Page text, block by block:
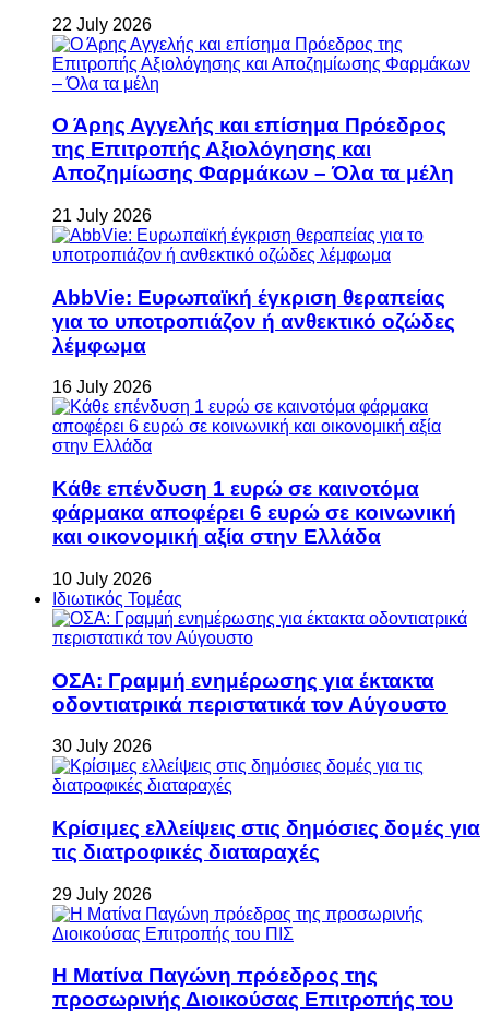
22 July 2026
Ο Άρης Αγγελής και επίσημα Πρόεδρος
της Επιτροπής Αξιολόγησης και
Αποζημίωσης Φαρμάκων – Όλα τα μέλη
21 July 2026
AbbVie: Ευρωπαϊκή έγκριση θεραπείας
για το υποτροπιάζον ή ανθεκτικό οζώδες
λέμφωμα
16 July 2026
Κάθε επένδυση 1 ευρώ σε καινοτόμα
φάρμακα αποφέρει 6 ευρώ σε κοινωνική
και οικονομική αξία στην Ελλάδα
10 July 2026
Ιδιωτικός Τομέας
ΟΣΑ: Γραμμή ενημέρωσης για έκτακτα
οδοντιατρικά περιστατικά τον Αύγουστο
30 July 2026
Κρίσιμες ελλείψεις στις δημόσιες δομές για
τις διατροφικές διαταραχές
29 July 2026
Η Ματίνα Παγώνη πρόεδρος της
προσωρινής Διοικούσας Επιτροπής του